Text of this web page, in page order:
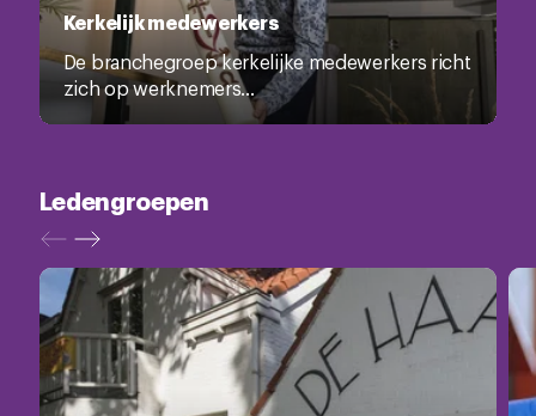
Kerkelijk medewerkers
De branchegroep kerkelijke medewerkers richt
zich op werknemers...
Ledengroepen